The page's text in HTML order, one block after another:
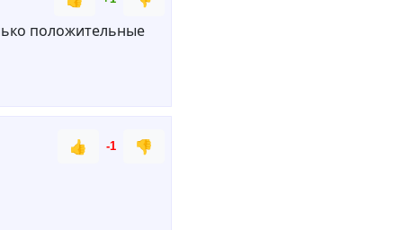
положительные
👍 -1
👎